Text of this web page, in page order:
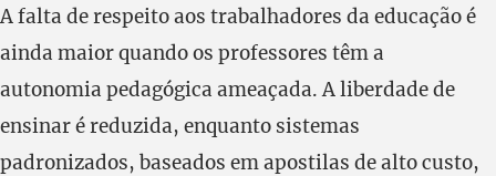
A falta de respeito aos trabalhadores da educação é
ainda maior quando os professores têm a
autonomia pedagógica ameaçada. A liberdade de
ensinar é reduzida, enquanto sistemas
padronizados, baseados em apostilas de alto custo,